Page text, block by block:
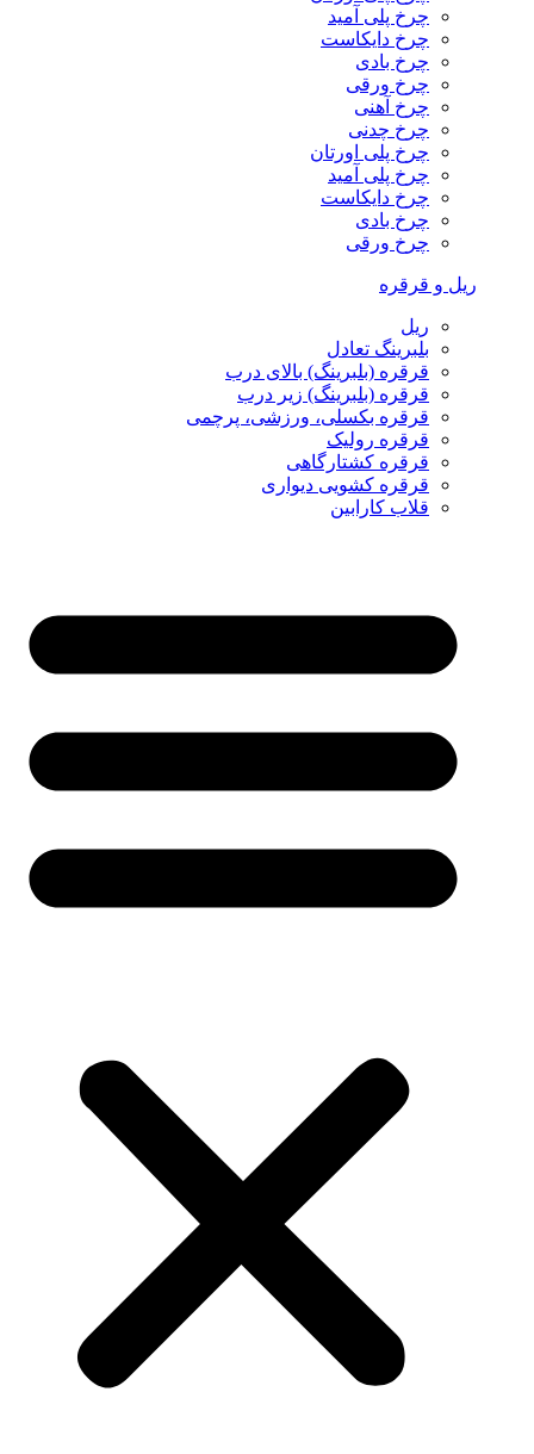
چرخ پلی آمید
چرخ دایکاست
چرخ بادی
چرخ ورقی
چرخ آهنی
چرخ چدنی
چرخ پلی اورتان
چرخ پلی آمید
چرخ دایکاست
چرخ بادی
چرخ ورقی
ریل و قرقره
ریل
بلبرینگ تعادل
قرقره (بلبرینگ) بالای درب
قرقره (بلبرینگ) زیر درب
قرقره بکسلی، ورزشی، پرچمی
قرقره رولیک
قرقره کشتارگاهی
قرقره کشویی دیواری
قلاب کارابین